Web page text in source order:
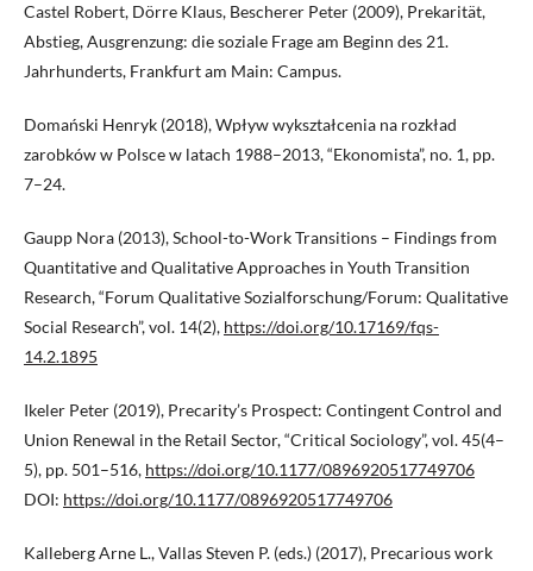
Castel Robert, Dörre Klaus, Bescherer Peter (2009), Prekarität,
Abstieg, Ausgrenzung: die soziale Frage am Beginn des 21.
Jahrhunderts, Frankfurt am Main: Campus.
Domański Henryk (2018), Wpływ wykształcenia na rozkład
zarobków w Polsce w latach 1988–2013, “Ekonomista”, no. 1, pp.
7–24.
Gaupp Nora (2013), School-to-Work Transitions – Findings from
Quantitative and Qualitative Approaches in Youth Transition
Research, “Forum Qualitative Sozialforschung/Forum: Qualitative
Social Research”, vol. 14(2), https://doi.org/10.17169/fqs-
14.2.1895
Ikeler Peter (2019), Precarity’s Prospect: Contingent Control and
Union Renewal in the Retail Sector, “Critical Sociology”, vol. 45(4–
5), pp. 501–516, https://doi.org/10.1177/0896920517749706
DOI: https://doi.org/10.1177/0896920517749706
Kalleberg Arne L., Vallas Steven P. (eds.) (2017), Precarious work